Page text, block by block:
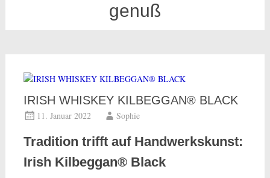
genuß
IRISH WHISKEY KILBEGGAN® BLACK
11. Januar 2022 Sophie
Tradition trifft auf Handwerkskunst:
Irish Kilbeggan® Black